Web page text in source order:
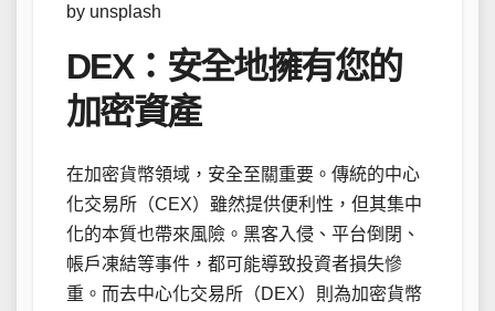
by unsplash
DEX：安全地擁有您的
加密資產
在加密貨幣領域，安全至關重要。傳統的中心
化交易所（CEX）雖然提供便利性，但其集中
化的本質也帶來風險。黑客入侵、平台倒閉、
帳戶凍結等事件，都可能導致投資者損失慘
重。而去中心化交易所（DEX）則為加密貨幣